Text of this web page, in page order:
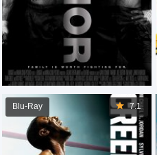
7.1
Blu-Ray